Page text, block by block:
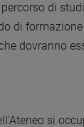
di
di
dovranno
si